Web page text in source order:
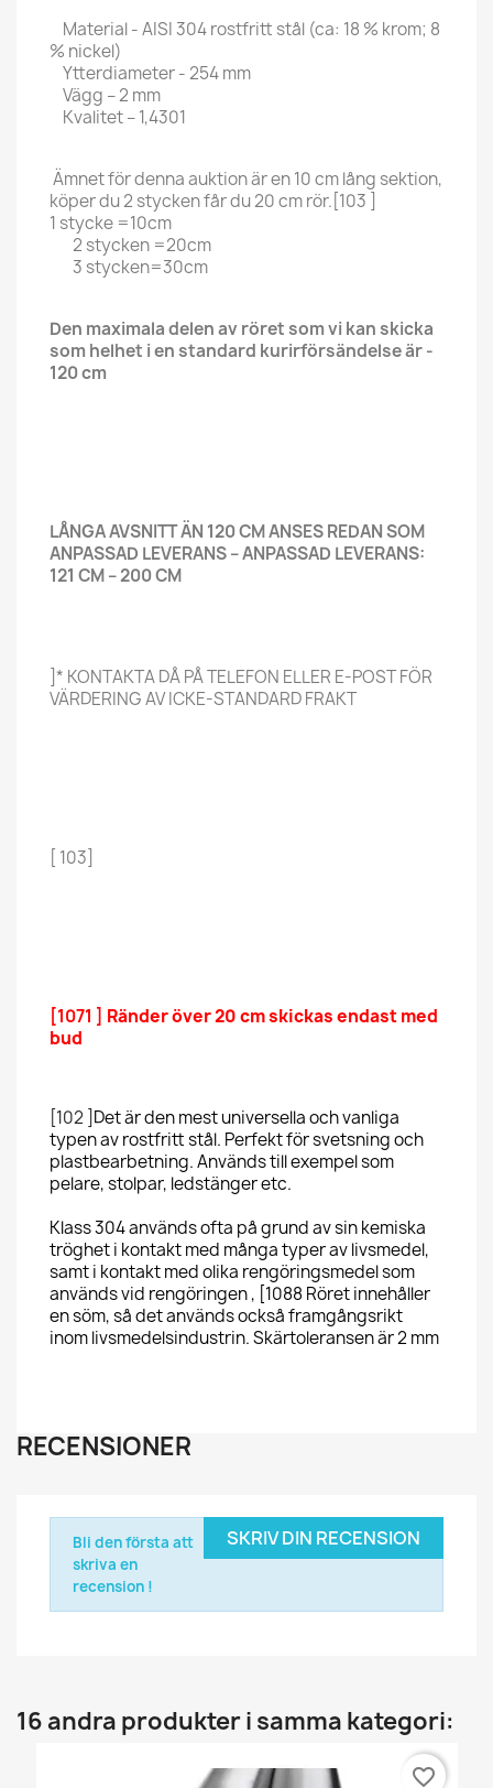
Material - AISI 304 rostfritt stål (ca: 18 % krom; 8
% nickel)
Ytterdiameter - 254 mm
Vägg – 2 mm
Kvalitet – 1,4301
Ämnet för denna auktion är en 10 cm lång sektion,
köper du 2 stycken får du 20 cm rör.[103 ]
1 stycke =10cm
2 stycken =20cm
3 stycken=30cm
Den maximala delen av röret som vi kan skicka
som helhet i en standard kurirförsändelse är -
120 cm
LÅNGA AVSNITT ÄN 120 CM ANSES REDAN SOM
ANPASSAD LEVERANS – ANPASSAD LEVERANS:
121 CM – 200 CM
]* KONTAKTA DÅ PÅ TELEFON ELLER E-POST FÖR
VÄRDERING AV ICKE-STANDARD FRAKT
[ 103]
[1071 ] Ränder över 20 cm skickas endast med
bud
[102 ] Det är den mest universella och vanliga
typen av rostfritt stål. Perfekt för svetsning och
plastbearbetning. Används till exempel som
pelare, stolpar, ledstänger etc.
Klass 304 används ofta på grund av sin kemiska
tröghet i kontakt med många typer av livsmedel,
samt i kontakt med olika rengöringsmedel som
används vid rengöringen , [1088 Röret innehåller
en söm, så det används också framgångsrikt
inom livsmedelsindustrin. Skärtoleransen är 2 mm
RECENSIONER
SKRIV DIN RECENSION
Bli den första att
skriva en
recension !
16 andra produkter i samma kategori:
favorite_border